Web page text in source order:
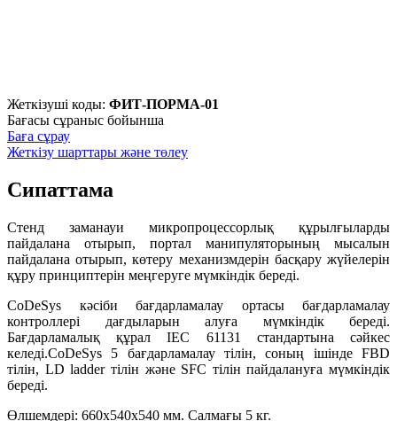
Жеткізуші коды: ФИТ-ПОРМА-01
Бағасы сұраныс бойынша
Баға сұрау
Жеткізу шарттары және төлеу
Сипаттама
Стенд заманауи микропроцессорлық құрылғыларды
пайдалана отырып, портал манипуляторының мысалын
пайдалана отырып, көтеру механизмдерін басқару жүйелерін
құру принциптерін меңгеруге мүмкіндік береді.
CoDeSys кәсіби бағдарламалау ортасы бағдарламалау
контроллері дағдыларын алуға мүмкіндік береді.
Бағдарламалық құрал IEC 61131 стандартына сәйкес
келеді.CoDeSys 5 бағдарламалау тілін, соның ішінде FBD
тілін, LD ladder тілін және SFC тілін пайдалануға мүмкіндік
береді.
Өлшемдері: 660x540x540 мм. Салмағы 5 кг.